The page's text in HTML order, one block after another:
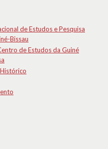
de Estudos e Pesquisa
Bissau
de Estudos da Guiné